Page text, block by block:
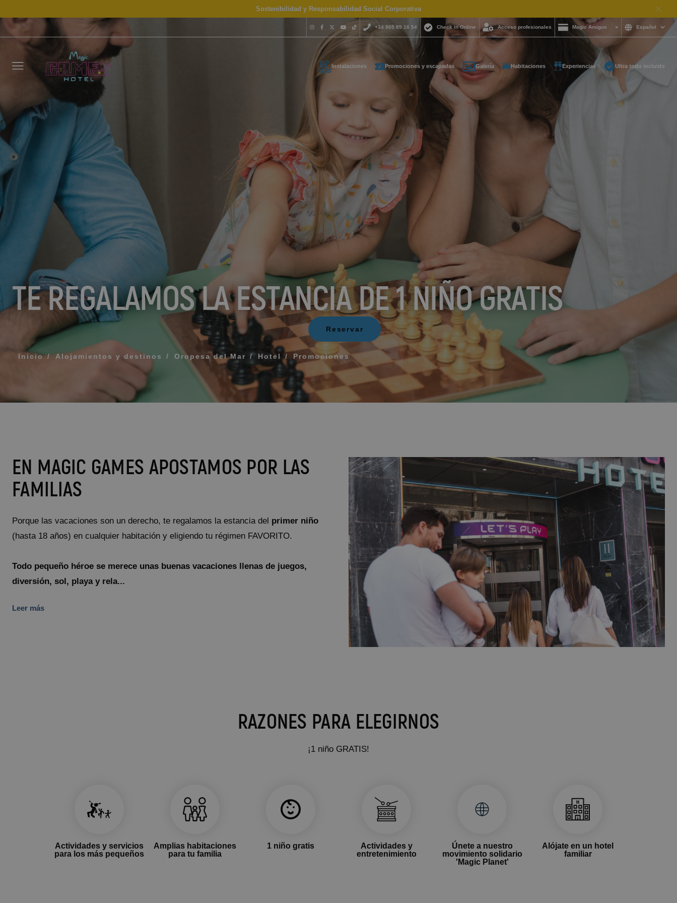
Sostenibilidad y Responsabilidad Social Corporativa
+34 965 85 16 54
¿Necesitas ayuda y quieres
contactar con nosotros?
+34 965 85 16 54
reservas@magichotelgroup.com
Estamos disponibles para ti a cualquier
hora del día.
¿Qué incluye mi régimen?
Cómo reservar y gestión de tu reserva
Modificar mi reserva
Cancelar mi reserva
Otras consultas
Déjanos tus datos de contacto y te
llamaremos lo antes posible
TELÉFONO
HORARIO PREFERIDO PARA QUE TE LLAMEMOS
Acepto los términos y las condiciones de privacidad
ENVIAR
Check in Online Acceso profesionales Magic Amigos Español
Instalaciones Promociones y escapadas Galería Habitaciones Experiencias Ultra todo incluido
TE REGALAMOS LA ESTANCIA DE 1 NIÑO GRATIS
Reservar
Inicio Alojamientos y destinos Oropesa del Mar Hotel Promociones
EN MAGIC GAMES APOSTAMOS POR LAS
FAMILIAS
Porque las vacaciones son un derecho, te regalamos la estancia del primer niño
(hasta 18 años) en cualquier habitación y eligiendo tu régimen FAVORITO.
Todo pequeño héroe se merece unas buenas vacaciones llenas de juegos,
diversión, sol, playa y rela...
Leer más
RAZONES PARA ELEGIRNOS
¡1 niño GRATIS!
Actividades y servicios
para los más pequeños
Amplias habitaciones
para tu familia
1 niño gratis
Actividades y
entretenimiento
Únete a nuestro
movimiento solidario
'Magic Planet'
Alójate en un hotel
familiar